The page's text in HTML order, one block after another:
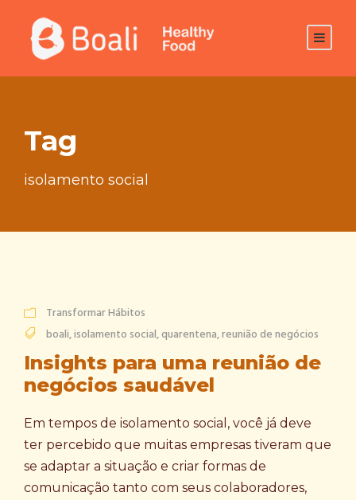
Tag
isolamento social
Transformar Hábitos
boali,isolamento social,quarentena,reunião de negócios
Insights para uma reunião de
negócios saudável
Em tempos de isolamento social, você já deve
ter percebido que muitas empresas tiveram que
se adaptar a situação e criar formas de
comunicação tanto com seus colaboradores,